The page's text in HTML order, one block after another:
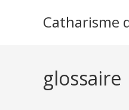
Catharisme
glossaire